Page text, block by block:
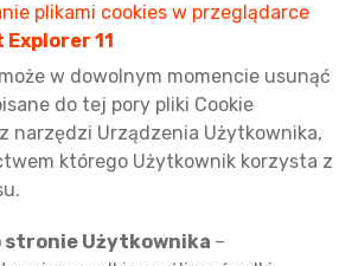
plikami cookies w przeglądarce
11
w dowolnym momencie usunąć
do tej pory pliki Cookie
narzędzi Urządzenia Użytkownika,
którego Użytkownik korzysta z
stronie Użytkownika –